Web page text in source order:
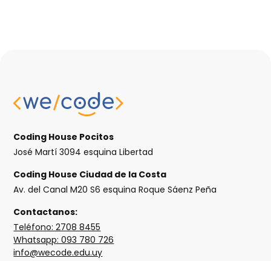
Coding House Pocitos
José Martí 3094 esquina Libertad
Coding House Ciudad de la Costa
Av. del Canal M20 S6 esquina Roque Sáenz Peña
Contactanos:
Teléfono: 2708 8455
Whatsapp: 093 780 726
info@wecode.edu.uy